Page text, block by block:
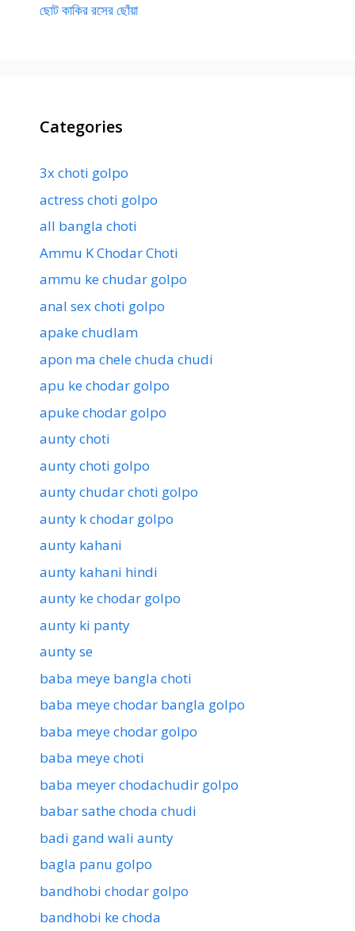
ছোট কাকির রসের ছোঁয়া
Categories
3x choti golpo
actress choti golpo
all bangla choti
Ammu K Chodar Choti
ammu ke chudar golpo
anal sex choti golpo
apake chudlam
apon ma chele chuda chudi
apu ke chodar golpo
apuke chodar golpo
aunty choti
aunty choti golpo
aunty chudar choti golpo
aunty k chodar golpo
aunty kahani
aunty kahani hindi
aunty ke chodar golpo
aunty ki panty
aunty se
baba meye bangla choti
baba meye chodar bangla golpo
baba meye chodar golpo
baba meye choti
baba meyer chodachudir golpo
babar sathe choda chudi
badi gand wali aunty
bagla panu golpo
bandhobi chodar golpo
bandhobi ke choda